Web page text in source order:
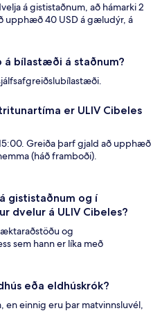
á gististaðnum, að hámarki 2
upphæð 40 USD á gæludýr, á
á bílastæði á staðnum?
er ULIV Cibeles
Greiða þarf gjald að upphæð
(háð framboði).
gististaðnum og í
dvelur á ULIV Cibeles?
og
sem hann er líka með
eða eldhúskrók?
en einnig eru þar matvinnsluvél,